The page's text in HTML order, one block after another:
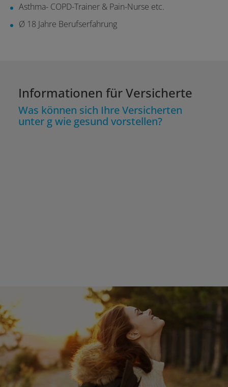
Asthma- COPD-Trainer & Pain-Nurse etc.
Ø 18 Jahre Berufserfahrung
Informationen für Versicherte
Was können sich Ihre Versicherten
unter g wie gesund vorstellen?